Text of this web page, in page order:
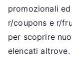
promozionali
r/coupons e r/
per scoprire
elencati altrove.